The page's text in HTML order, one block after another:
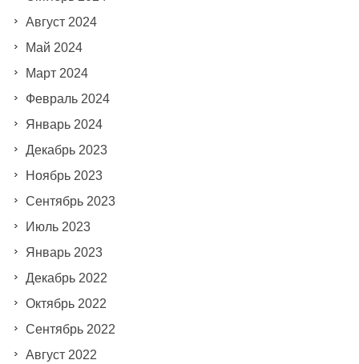
Август 2024
Май 2024
Март 2024
Февраль 2024
Январь 2024
Декабрь 2023
Ноябрь 2023
Сентябрь 2023
Июль 2023
Январь 2023
Декабрь 2022
Октябрь 2022
Сентябрь 2022
Август 2022